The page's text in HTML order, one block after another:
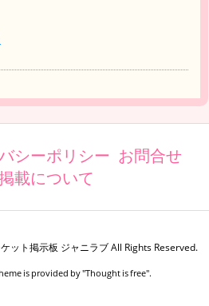
シーポリシー お問合せ
載について
ット掲示板 ジャニラブAll Rights Reserved.
is provided by "Thought is free".